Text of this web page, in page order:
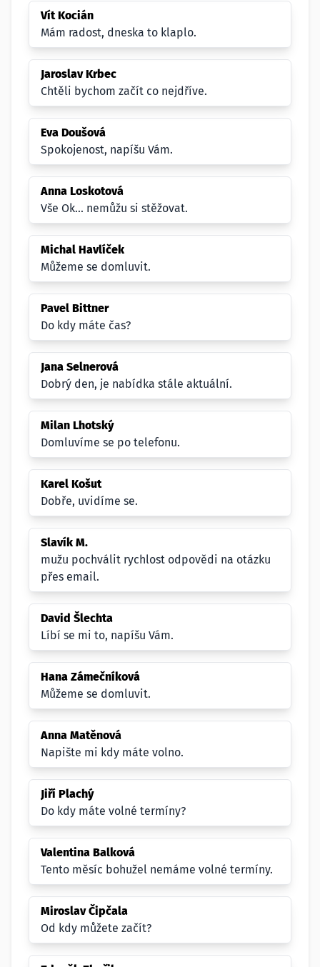
Vít Kocián
Mám radost, dneska to klaplo.
Jaroslav Krbec
Chtěli bychom začít co nejdříve.
Eva Doušová
Spokojenost, napíšu Vám.
Anna Loskotová
Vše Ok... nemůžu si stěžovat.
Michal Havlíček
Můžeme se domluvit.
Pavel Bittner
Do kdy máte čas?
Jana Selnerová
Dobrý den, je nabídka stále aktuální.
Milan Lhotský
Domluvíme se po telefonu.
Karel Košut
Dobře, uvidíme se.
Slavík M.
mužu pochválit rychlost odpovědi na otázku
přes email.
David Šlechta
Líbí se mi to, napíšu Vám.
Hana Zámečníková
Můžeme se domluvit.
Anna Matěnová
Napište mi kdy máte volno.
Jiří Plachý
Do kdy máte volné termíny?
Valentina Balková
Tento měsíc bohužel nemáme volné termíny.
Miroslav Čipčala
Od kdy můžete začít?